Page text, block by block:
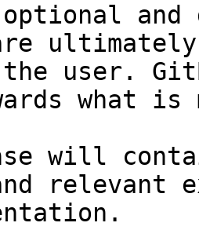
and
user.
what
will
relevant